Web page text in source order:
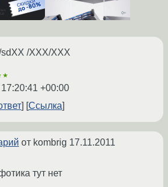
/XXX/XXX
+00:00
Ссылка
от kombrig 17.11.2011
тут нет